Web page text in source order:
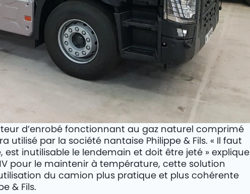
d’enrobé fonctionnant au gaz naturel comprimé
utilisé par la société nantaise Philippe & Fils. « Il faut
inutilisable le lendemain et doit être jeté » explique
pour le maintenir à température, cette solution
du camion plus pratique et plus cohérente
& Fils.